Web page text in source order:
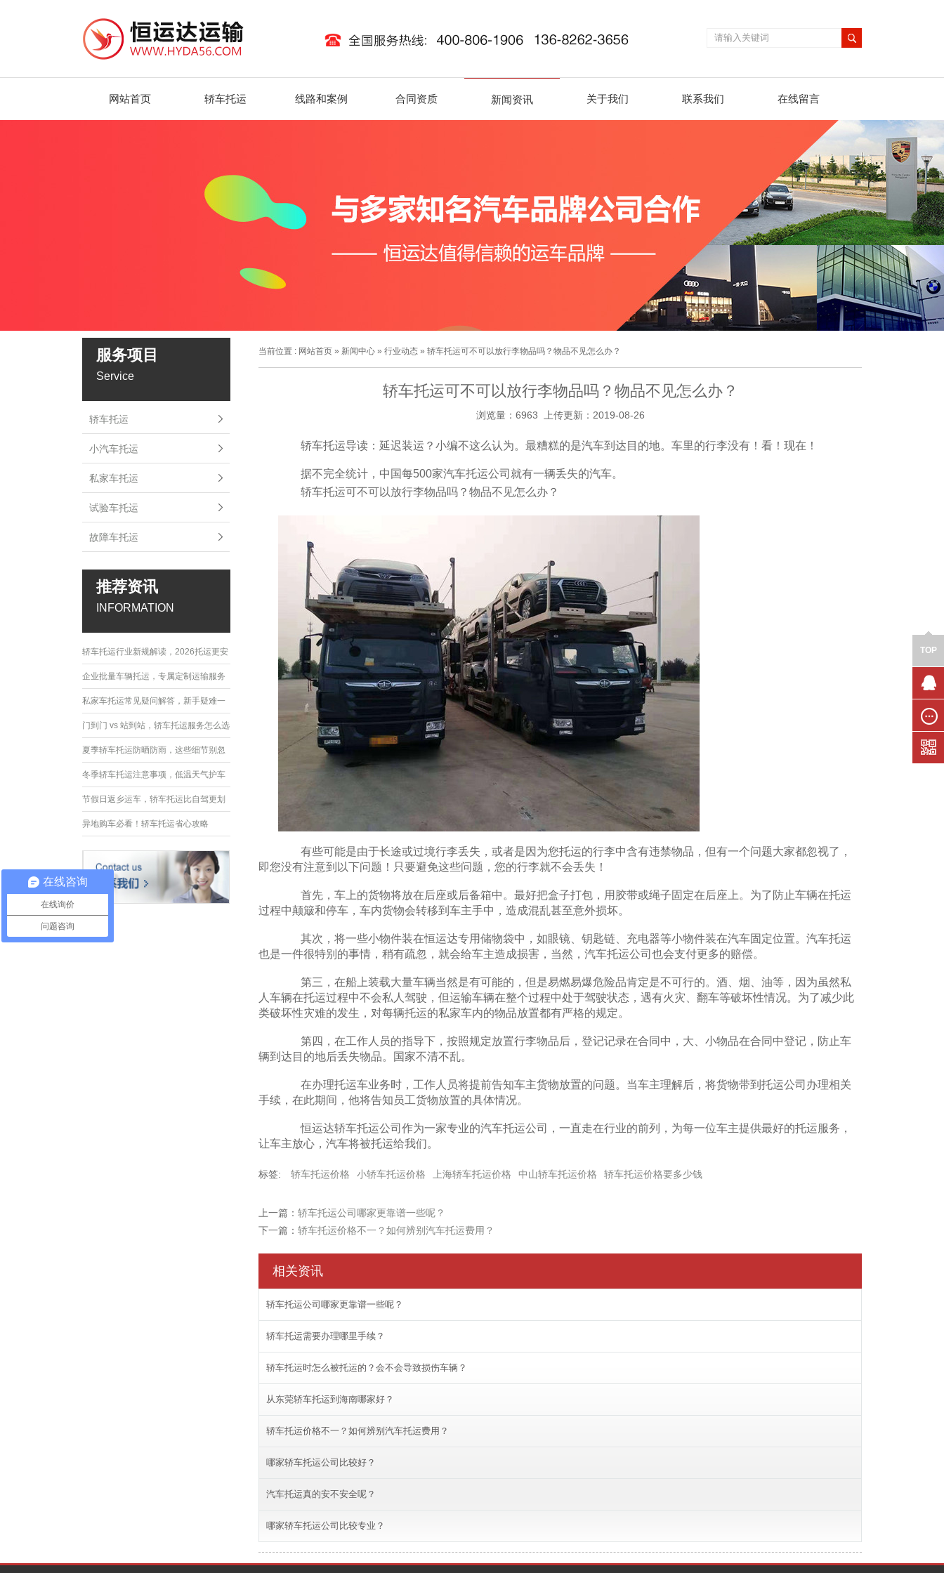
网站首页 轿车托运 线路和案例 合同资质 新闻资讯 关于我们 联系我们 在线留言
服务项目
Service
轿车托运
小汽车托运
私家车托运
试验车托运
故障车托运
推荐资讯
INFORMATION
轿车托运行业新规解读，2026托运更安
全规范
企业批量车辆托运，专属定制运输服务
优势
私家车托运常见疑问解答，新手疑难一
次性解决
门到门 vs 站到站，轿车托运服务怎么选
夏季轿车托运防晒防雨，这些细节别忽
略
冬季轿车托运注意事项，低温天气护车
指南
节假日返乡运车，轿车托运比自驾更划
算
异地购车必看！轿车托运省心攻略
当前位置 : 网站首页 » 新闻中心 » 行业动态 » 轿车托运可不可以放行李物品吗？物品不见怎么办？
轿车托运可不可以放行李物品吗？物品不见怎么办？
浏览量：6963 上传更新：2019-08-26
轿车托运导读：延迟装运？小编不这么认为。最糟糕的是汽车到达目的地。车里的行李没有！看！现在！
据不完全统计，中国每500家汽车托运公司就有一辆丢失的汽车。
轿车托运可不可以放行李物品吗？物品不见怎么办？
有些可能是由于长途或过境行李丢失，或者是因为您托运的行李中含有违禁物品，但有一个问题大家都忽视了，
即您没有注意到以下问题！只要避免这些问题，您的行李就不会丢失！
首先，车上的货物将放在后座或后备箱中。最好把盒子打包，用胶带或绳子固定在后座上。为了防止车辆在托运
过程中颠簸和停车，车内货物会转移到车主手中，造成混乱甚至意外损坏。
其次，将一些小物件装在恒运达专用储物袋中，如眼镜、钥匙链、充电器等小物件装在汽车固定位置。汽车托运
也是一件很特别的事情，稍有疏忽，就会给车主造成损害，当然，汽车托运公司也会支付更多的赔偿。
第三，在船上装载大量车辆当然是有可能的，但是易燃易爆危险品肯定是不可行的。酒、烟、油等，因为虽然私
人车辆在托运过程中不会私人驾驶，但运输车辆在整个过程中处于驾驶状态，遇有火灾、翻车等破坏性情况。为了减少此
类破坏性灾难的发生，对每辆托运的私家车内的物品放置都有严格的规定。
第四，在工作人员的指导下，按照规定放置行李物品后，登记记录在合同中，大、小物品在合同中登记，防止车
辆到达目的地后丢失物品。国家不清不乱。
在办理托运车业务时，工作人员将提前告知车主货物放置的问题。当车主理解后，将货物带到托运公司办理相关
手续，在此期间，他将告知员工货物放置的具体情况。
恒运达轿车托运公司作为一家专业的汽车托运公司，一直走在行业的前列，为每一位车主提供最好的托运服务，
让车主放心，汽车将被托运给我们。
标签: 轿车托运价格 小轿车托运价格 上海轿车托运价格 中山轿车托运价格 轿车托运价格要多少钱
上一篇： 轿车托运公司哪家更靠谱一些呢？
下一篇： 轿车托运价格不一？如何辨别汽车托运费用？
相关资讯
轿车托运公司哪家更靠谱一些呢？
轿车托运需要办理哪里手续？
轿车托运时怎么被托运的？会不会导致损伤车辆？
从东莞轿车托运到海南哪家好？
轿车托运价格不一？如何辨别汽车托运费用？
哪家轿车托运公司比较好？
汽车托运真的安不安全呢？
哪家轿车托运公司比较专业？
TOP
联系我
在线留
在线咨询
在线询价
问题咨询